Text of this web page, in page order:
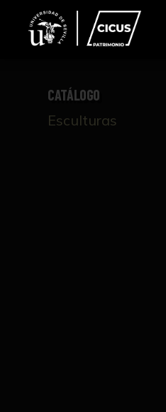
CATÁLOGO
Esculturas